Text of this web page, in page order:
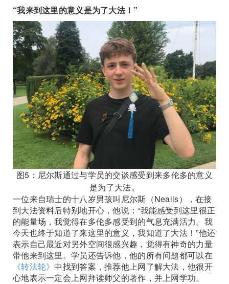
“我来到这里的意义是为了大法！”
图5：尼尔斯通过与学员的交谈感受到来多伦多的意义
是为了大法。
一位来自瑞士的十八岁男孩叫尼尔斯（Neails），在接
到大法资料后特别地开心，他说：“我能感受到这里很正
的能量场，我觉得在多伦多感受到的气息充满活力。我
今天也终于知道了来这里的意义，我知道了大法！”他还
表示自己最近对另外空间很感兴趣，觉得有神奇的力量
带他来到这里。学员还告诉他，他的所有问题都可以在
《转法轮》 中找到答案，推荐他上网了解大法，他很开
心地表示一定会上网拜读师父的著作，并上网学功。